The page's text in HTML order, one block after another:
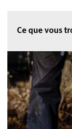
Ce que vous